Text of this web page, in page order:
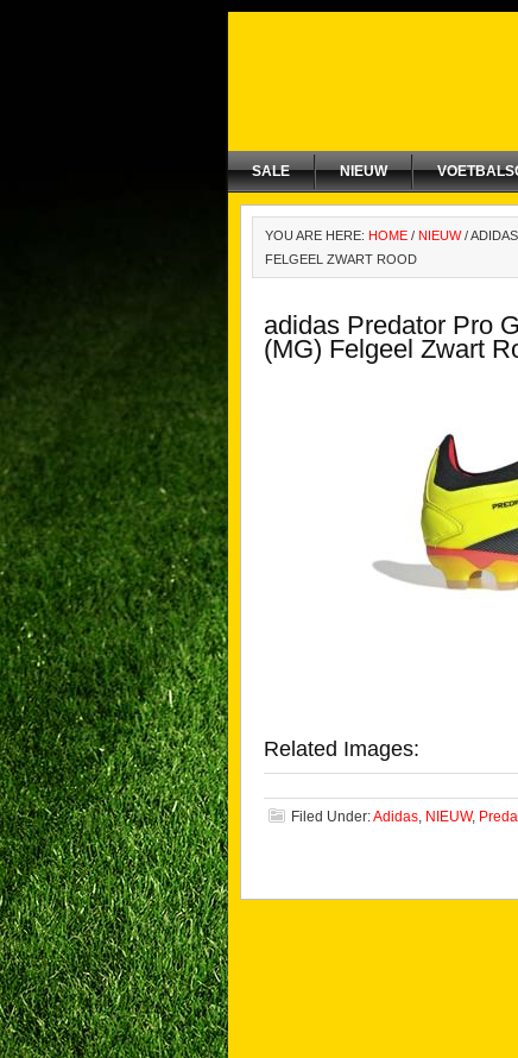
SALE NIEUW
YOU ARE HERE: HOME / NIEUW /
FELGEEL ZWART ROOD
adidas Predator Pro
(MG) Felgeel Zwart
Related Images:
Filed Under:Adidas, NIEUW,